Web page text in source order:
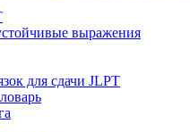
выражения
для сдачи JLPT